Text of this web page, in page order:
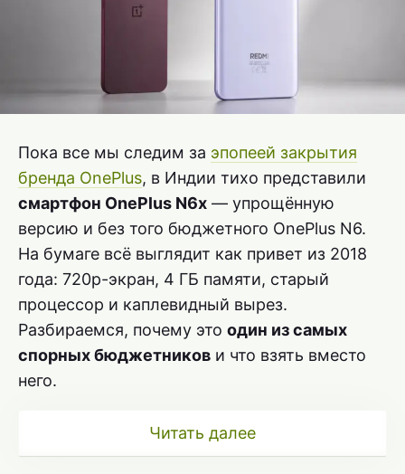
Пока все мы следим за эпопеей закрытия
бренда OnePlus, в Индии тихо представили
смартфон OnePlus N6x — упрощённую
версию и без того бюджетного OnePlus N6.
На бумаге всё выглядит как привет из 2018
года: 720p-экран, 4 ГБ памяти, старый
процессор и каплевидный вырез.
Разбираемся, почему это один из самых
спорных бюджетников и что взять вместо
него.
Читать далее